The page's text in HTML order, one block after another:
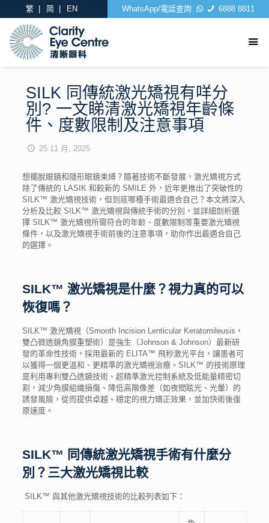
繁 简 EN WhatsApp/電話查詢 6888 8811
SILK 同傳統激光矯視有咩分
別? 一文睇清激光矯視年齡條
件、度數限制及注意事項
25 11 月, 2025
想擺脫眼鏡和隱形眼鏡束縛？隨著技術不斷發展，激光矯視方式
除了傳統的 LASIK 和較新的 SMILE 外，近年更推出了突破性的
SILK™ 激光矯視技術，但到底哪種手術最適合自己？本文將深入
分析及比較 SILK™ 激光矯視與傳統手術的分別，並詳細剖析選
擇 SILK™ 激光矯視所需符合的年齡、度數限制等重要激光矯視
條件，以及激光矯視手術前後的注意事項，助你作出最適合自己
的選擇。
SILK™ 激光矯視是什麼？視力真的可以
恢復嗎？
SILK™ 激光矯視（Smooth Incision Lenticular Keratomileusis，
雙凸微透鏡角膜重塑術）是強生（Johnson & Johnson）最新研
發的革命性技術，採用最新的 ELITA™ 飛秒激光平台，讓患者可
以獲得一個更溫和、更精準的激光矯視治療。SILK™ 的技術原理
是利用專利雙凸透鏡技術、超精準激光控制系統及低能量精密切
割，減少角膜組織損傷、降低高階像差（如夜間眩光、光暈）的
誘發風險，從而提供卓越、穩定的視力矯正效果，並加快術後復
原速度。
SILK™ 同傳統激光矯視手術有什麼分
別？三大激光矯視比較
SILK™ 與其他激光矯視技術的 比較列表如下：